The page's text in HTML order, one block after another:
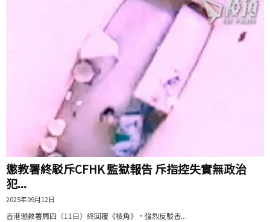
懲教署終駁斥CFHK 監獄報告 斥指控失實無政治
犯...
2025年09月12日
香港懲教署周四（11日）終回覆《棱角》，強烈反駁香...